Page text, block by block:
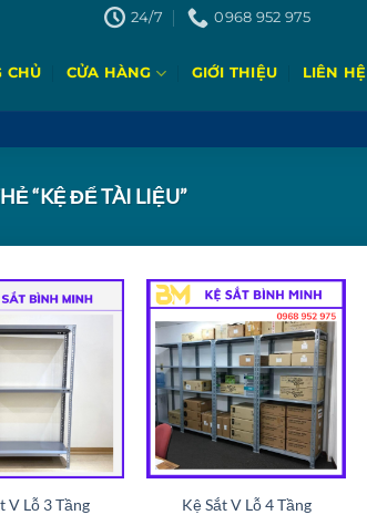
24/7 0968 952 975
CHỦ CỬA HÀNG GIỚI THIỆU LIÊN HỆ
“KỆ ĐỂ TÀI LIỆU”
Add to
wishlist
V Lỗ 3 Tầng
Add to
wishlist
Kệ Sắt V Lỗ 4 Tầng